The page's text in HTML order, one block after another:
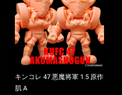
キンコレ 47 悪魔将軍 1.5 原作
肌 A